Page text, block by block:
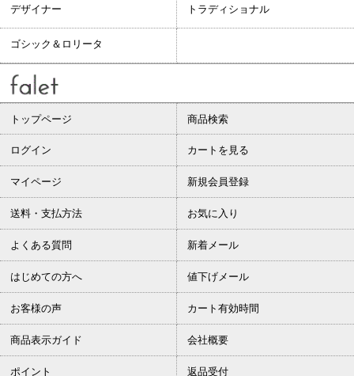
デザイナー トラディショナル
ゴシック＆ロリータ
トップページ 商品検索
ログイン カートを見る
マイページ 新規会員登録
送料・支払方法 お気に入り
よくある質問 新着メール
はじめての方へ 値下げメール
お客様の声 カート有効時間
商品表示ガイド 会社概要
ポイント 返品受付